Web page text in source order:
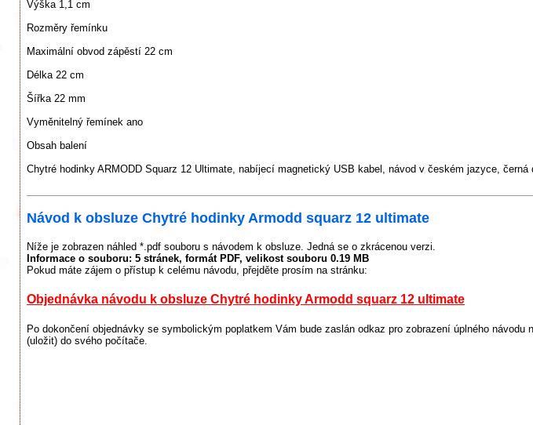
Výška 1,1 cm
Rozměry řemínku
Maximální obvod zápěstí 22 cm
Délka 22 cm
Šířka 22 mm
Vyměnitelný řemínek ano
Obsah balení
Chytré hodinky ARMODD Squarz 12 Ultimate, nabíjecí magnetický USB kabel, návod v českém jazyce, černá
Návod k obsluze Chytré hodinky Armodd squarz 12 ultimate
Níže je zobrazen náhled *.pdf souboru s návodem k obsluze. Jedná se o zkrácenou verzi.
Informace o souboru: 5 stránek, formát PDF, velikost souboru 0.19 MB
Pokud máte zájem o přístup k celému návodu, přejděte prosím na stránku:
Objednávka návodu k obsluze Chytré hodinky Armodd squarz 12 ultimate
Po dokončení objednávky se symbolickým poplatkem Vám bude zaslán odkaz pro zobrazení úplného
(uložit) do svého počítače.